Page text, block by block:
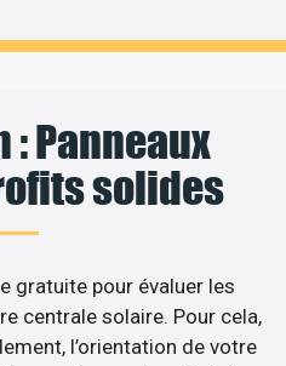
Panneaux
solides
gratuite pour évaluer les
centrale solaire. Pour cela,
l’orientation de votre